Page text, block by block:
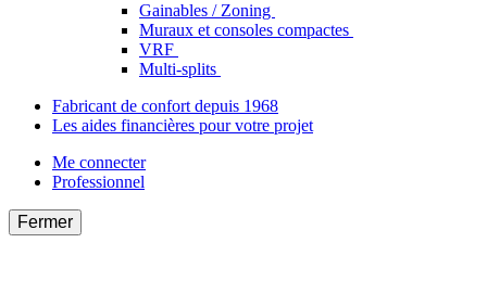
Gainables / Zoning
Muraux et consoles compactes
VRF
Multi-splits
Fabricant de confort depuis 1968
Les aides financières pour votre projet
Me connecter
Professionnel
Fermer